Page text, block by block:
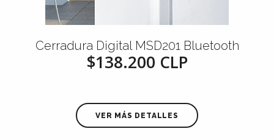
Cerradura Digital MSD201 Bluetooth
$138.200 CLP
VER MÁS DETALLES